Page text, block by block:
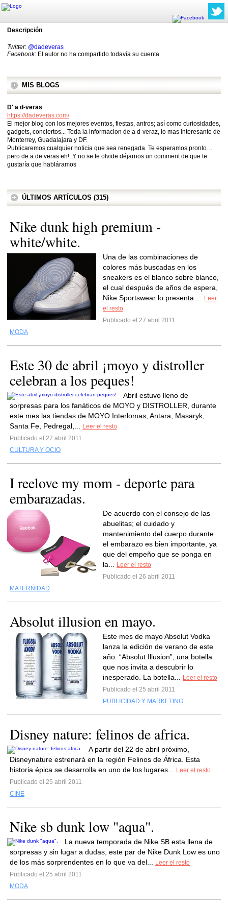
Descripción
Twitter: @dadeveras
Facebook: El autor no ha compartido todavía su cuenta
MIS BLOGS
D' a d-veras
https://dadeveras.com/
El mejor blog con los mejores eventos, fiestas, antros; así como curiosidades,
gadgets, conciertos... Toda la informacion de a d-veraz, lo mas interesante de
Monterrey, Guadalajara y DF.
Publicaremos cualquier noticia que sea renegada. Te esperamos pronto…
pero de a de veras eh!. Y no se te olvide déjarnos un comment de que te
gustaría que habláramos
ÚLTIMOS ARTÍCULOS (315)
Nike dunk high premium -
white/white.
Una de las combinaciones de
colores más buscadas en los
sneakers es el blanco sobre blanco,
el cual después de años de espera,
Nike Sportswear lo presenta ...
Leer
el resto
Publicado el 27 abril 2011
MODA
Este 30 de abril ¡moyo y distroller
celebran a los peques!
Abril estuvo lleno de
sorpresas para los fanáticos de MOYO y DISTROLLER, durante
este mes las tiendas de MOYO Interlomas, Antara, Masaryk,
Santa Fe, Pedregal,...
Leer el resto
Publicado el 27 abril 2011
CULTURA Y OCIO
I reelove my mom - deporte para
embarazadas.
De acuerdo con el consejo de las
abuelitas; el cuidado y
mantenimiento del cuerpo durante
el embarazo es bien importante, ya
que del empeño que se ponga en
la...
Leer el resto
Publicado el 26 abril 2011
MATERNIDAD
Absolut illusion en mayo.
Este mes de mayo Absolut Vodka
lanza la edición de verano de este
año: “Absolut Illusion”, una botella
que nos invita a descubrir lo
inesperado. La botella...
Leer el resto
Publicado el 25 abril 2011
PUBLICIDAD Y MARKETING
Disney nature: felinos de africa.
A partir del 22 de abril próximo,
Disneynature estrenará en la región Felinos de África. Esta
historia épica se desarrolla en uno de los lugares...
Leer el resto
Publicado el 25 abril 2011
CINE
Nike sb dunk low "aqua".
La nueva temporada de Nike SB esta llena de
sorpresas y sin lugar a dudas, este par de Nike Dunk Low es uno
de los más sorprendentes en lo que va del...
Leer el resto
Publicado el 25 abril 2011
MODA